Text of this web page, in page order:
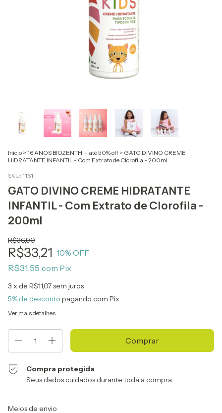
Início > 16 ANOS BIOZENTHI - até 50% off > GATO DIVINO CREME
HIDRATANTE INFANTIL - Com Extrato de Clorofila - 200ml
SKU: 1161
GATO DIVINO CREME HIDRATANTE
INFANTIL - Com Extrato de Clorofila -
200ml
R$36,90
R$33,21 10% OFF
R$31,55 com Pix
3 x de R$11,07sem juros
5% de desconto pagando com Pix
Ver mais detalhes
Compra protegida
Seus dados cuidados durante toda a compra.
Entregas para o CEP:
Meios de envio